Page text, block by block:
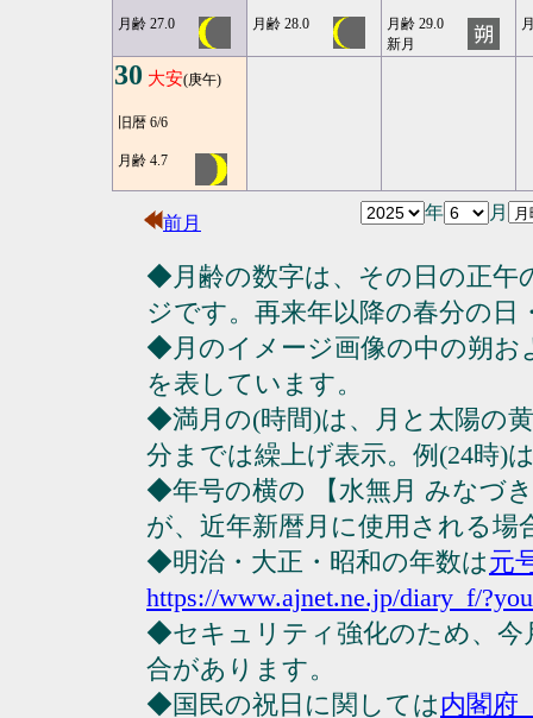
月齢 27.0 月齢 28.0
月齢 29.0
新月
30 大安(庚午)
旧暦 6/6
月齢 4.7
前月
年 月
◆月齢の数字は、その日の正午
ジです。再来年以降の春分の日
◆月のイメージ画像の中の朔
を表しています。
◆満月の(時間)は、月と太陽の
分までは繰上げ表示。例(24時)
◆年号の横の 【水無月 みなづ
が、近年新暦月に使用される場
◆明治・大正・昭和の年数は元
https://www.ajnet.ne.jp/diary_f/
◆セキュリティ強化のため、今
合があります。
◆国民の祝日に関しては内閣府